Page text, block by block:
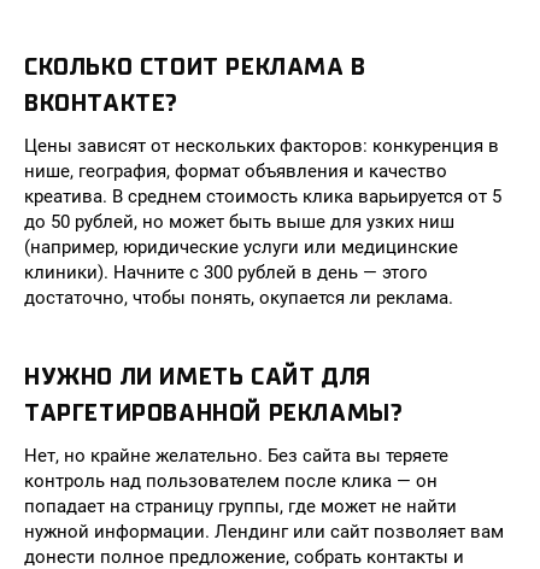
СКОЛЬКО СТОИТ РЕКЛАМА В
ВКОНТАКТЕ?
Цены зависят от нескольких факторов: конкуренция в
нише, география, формат объявления и качество
креатива. В среднем стоимость клика варьируется от 5
до 50 рублей, но может быть выше для узких ниш
(например, юридические услуги или медицинские
клиники). Начните с 300 рублей в день — этого
достаточно, чтобы понять, окупается ли реклама.
НУЖНО ЛИ ИМЕТЬ САЙТ ДЛЯ
ТАРГЕТИРОВАННОЙ РЕКЛАМЫ?
Нет, но крайне желательно. Без сайта вы теряете
контроль над пользователем после клика — он
попадает на страницу группы, где может не найти
нужной информации. Лендинг или сайт позволяет вам
донести полное предложение, собрать контакты и